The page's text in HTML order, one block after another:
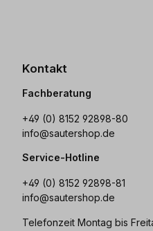
Kontakt
Fachberatung
+49 (0) 8152 92898-80
info@sautershop.de
Service-Hotline
+49 (0) 8152 92898-81
info@sautershop.de
Telefonzeit Montag bis